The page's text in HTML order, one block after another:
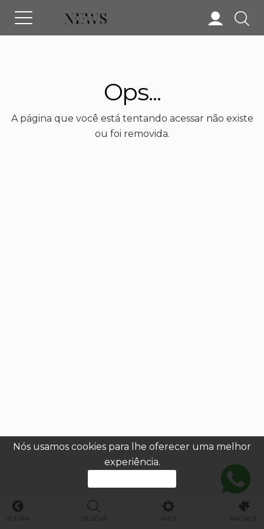
Nós usamos cookies para lhe oferecer uma melhor
experiência.
Ops...
A página que você está tentando acessar não existe
ou foi removida.
VOLTAR BUSCAR MAIS ANUNCIE